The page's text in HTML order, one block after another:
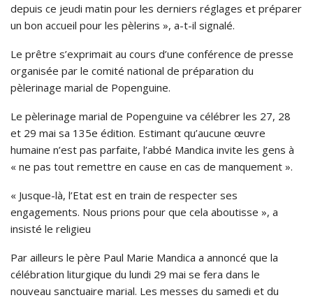
depuis ce jeudi matin pour les derniers réglages et préparer
un bon accueil pour les pèlerins », a-t-il signalé.
Le prêtre s’exprimait au cours d’une conférence de presse
organisée par le comité national de préparation du
pèlerinage marial de Popenguine.
Le pèlerinage marial de Popenguine va célébrer les 27, 28
et 29 mai sa 135e édition. Estimant qu’aucune œuvre
humaine n’est pas parfaite, l’abbé Mandica invite les gens à
« ne pas tout remettre en cause en cas de manquement ».
« Jusque-là, l’Etat est en train de respecter ses
engagements. Nous prions pour que cela aboutisse », a
insisté le religieu
Par ailleurs le père Paul Marie Mandica a annoncé que la
célébration liturgique du lundi 29 mai se fera dans le
nouveau sanctuaire marial. Les messes du samedi et du